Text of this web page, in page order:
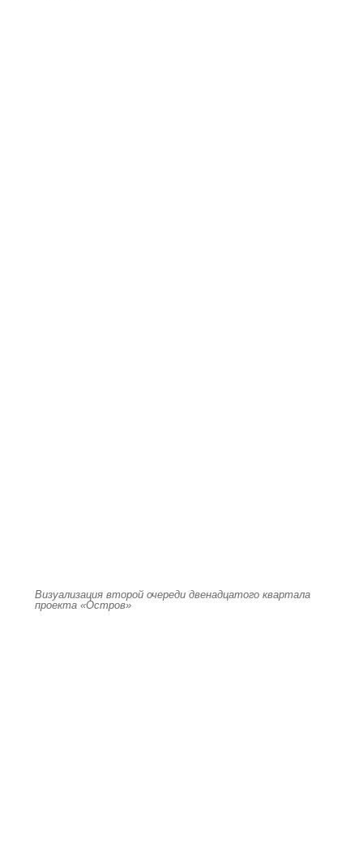
Визуализация второй очереди двенадцатого квартала
проекта «Остров»